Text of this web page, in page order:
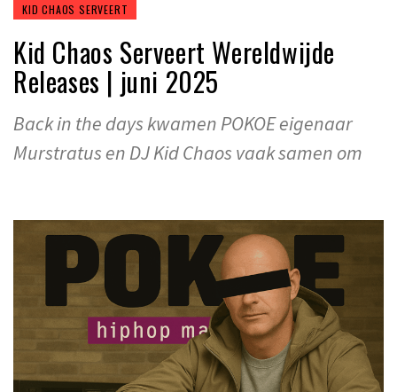
KID CHAOS SERVEERT
Kid Chaos Serveert Wereldwijde
Releases | juni 2025
Back in the days kwamen POKOE eigenaar
Murstratus en DJ Kid Chaos vaak samen om